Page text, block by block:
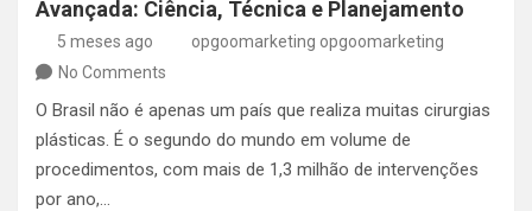
Avançada: Ciência, Técnica e Planejamento
5 meses ago
opgoomarketing opgoomarketing
No Comments
O Brasil não é apenas um país que realiza muitas cirurgias
plásticas. É o segundo do mundo em volume de
procedimentos, com mais de 1,3 milhão de intervenções
por ano,…